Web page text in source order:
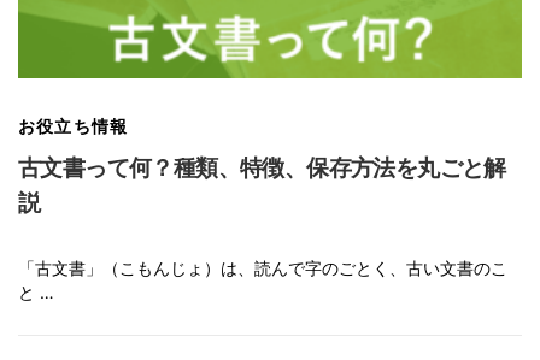
お役立ち情報
古文書って何？種類、特徴、保存方法を丸ごと解
説
「古文書」（こもんじょ）は、読んで字のごとく、古い文書のこ
と …